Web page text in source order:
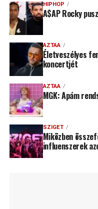
HIPHOP
A$AP Rocky
AZTAA
Életveszélyes
koncertjét
AZTAA
MGK: Apám
SZIGET
Miközben
influenszerek